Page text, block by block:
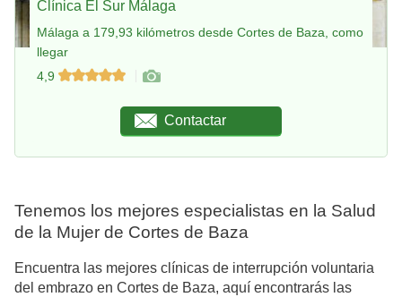
Clínica El Sur Málaga
Málaga a 179,93 kilómetros desde Cortes de Baza, como
llegar
4,9
Contactar
Tenemos los mejores especialistas en la Salud
de la Mujer de Cortes de Baza
Encuentra las mejores clínicas de interrupción voluntaria
del embrazo en Cortes de Baza, aquí encontrarás las